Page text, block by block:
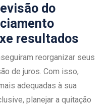
do
resultados
reorganizar seus
de juros. Com isso,
adequadas à sua
planejar a quitação